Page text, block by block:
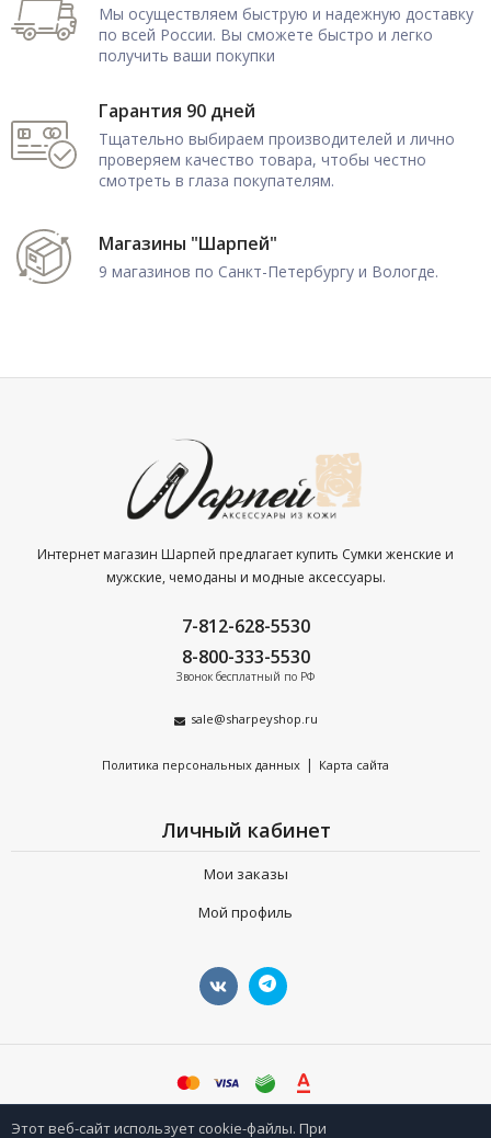
Мы осуществляем быструю и надежную доставку
по всей России. Вы сможете быстро и легко
получить ваши покупки
Гарантия 90 дней
Тщательно выбираем производителей и лично
проверяем качество товара, чтобы честно
смотреть в глаза покупателям.
Магазины "Шарпей"
9 магазинов по Санкт-Петербургу и Вологде.
Интернет магазин Шарпей предлагает купить Сумки женские и
мужские, чемоданы и модные аксессуары.
7-812-628-5530
8-800-333-5530
Звонок бесплатный по РФ
sale@sharpeyshop.ru
Политика персональных данных | Карта сайта
Личный кабинет
Мои заказы
Мой профиль
©sharpeyshop.ru
Этот веб-сайт использует cookie-файлы. При